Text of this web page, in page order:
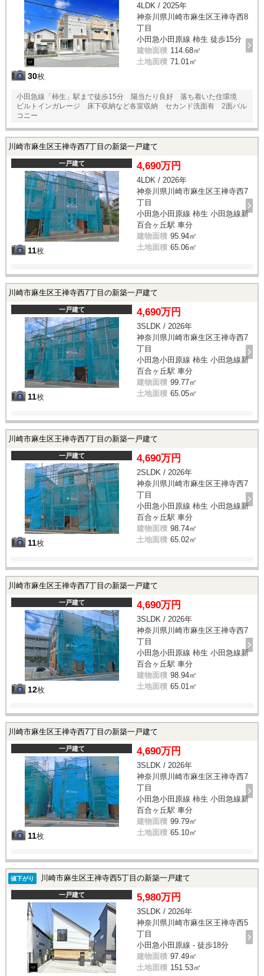
30枚
4LDK / 2025年
神奈川県川崎市麻生区王禅寺西8
丁目
小田急小田原線 柿生 徒歩15分
建物面積 114.68㎡
土地面積 71.01㎡
小田急線「柿生」駅まで徒歩15分 陽当たり良好 落ち着いた住環境
ビルトインガレージ 床下収納など各室収納 セカンド洗面有 2面バル
コニー
川崎市麻生区王禅寺西7丁目の新築一戸建て
一戸建て
11枚
4,690万円
4LDK / 2026年
神奈川県川崎市麻生区王禅寺西7
丁目
小田急小田原線 柿生 小田急線新
百合ヶ丘駅 車分
建物面積 95.94㎡
土地面積 65.06㎡
川崎市麻生区王禅寺西7丁目の新築一戸建て
一戸建て
11枚
4,690万円
3SLDK / 2026年
神奈川県川崎市麻生区王禅寺西7
丁目
小田急小田原線 柿生 小田急線新
百合ヶ丘駅 車分
建物面積 99.77㎡
土地面積 65.05㎡
川崎市麻生区王禅寺西7丁目の新築一戸建て
一戸建て
11枚
4,690万円
2SLDK / 2026年
神奈川県川崎市麻生区王禅寺西7
丁目
小田急小田原線 柿生 小田急線新
百合ヶ丘駅 車分
建物面積 98.74㎡
土地面積 65.02㎡
川崎市麻生区王禅寺西7丁目の新築一戸建て
一戸建て
12枚
4,690万円
3SLDK / 2026年
神奈川県川崎市麻生区王禅寺西7
丁目
小田急小田原線 柿生 小田急線新
百合ヶ丘駅 車分
建物面積 98.94㎡
土地面積 65.01㎡
川崎市麻生区王禅寺西7丁目の新築一戸建て
一戸建て
11枚
4,690万円
3SLDK / 2026年
神奈川県川崎市麻生区王禅寺西7
丁目
小田急小田原線 柿生 小田急線新
百合ヶ丘駅 車分
建物面積 99.79㎡
土地面積 65.10㎡
値下がり 川崎市麻生区王禅寺西5丁目の新築一戸建て
一戸建て 5,980万円
3SLDK / 2026年
神奈川県川崎市麻生区王禅寺西5
丁目
小田急小田原線 - 徒歩18分
建物面積 97.49㎡
土地面積 151.53㎡